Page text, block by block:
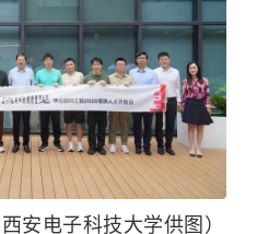
安电子科技大学供图）